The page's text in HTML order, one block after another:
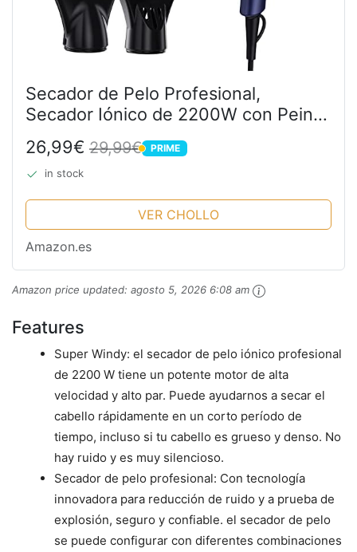
Secador de Pelo Profesional,
Secador Iónico de 2200W con Peine,
Difusor, Thermoprotect 2
Velocidades y 3 Temperaturas,
Botón...
26,99€ 29,99€ PRIME
PRIME
in stock
VER CHOLLO
Amazon.es
Amazon price updated: agosto 5, 2026 6:08 am
Features
Super Windy: el secador de pelo iónico profesional
de 2200 W tiene un potente motor de alta
velocidad y alto par. Puede ayudarnos a secar el
cabello rápidamente en un corto período de
tiempo, incluso si tu cabello es grueso y denso. No
hay ruido y es muy silencioso.
Secador de pelo profesional: Con tecnología
innovadora para reducción de ruido y a prueba de
explosión, seguro y confiable. el secador de pelo
se puede configurar con diferentes combinaciones